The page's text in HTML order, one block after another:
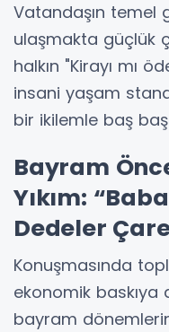
Vatandaşın temel
ulaşmakta güçlük
halkın "Kirayı mı
insani yaşam
bir ikilemle baş
Bayram
Yıkım:
Dedeler
Konuşmasında
ekonomik baskıya
bayram